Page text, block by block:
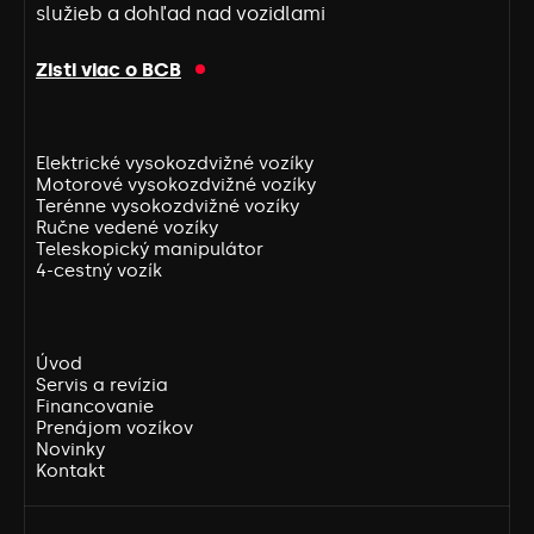
služieb a dohľad nad vozidlami
Zisti viac o BCB
Elektrické vysokozdvižné vozíky
Motorové vysokozdvižné vozíky
Terénne vysokozdvižné vozíky
Ručne vedené vozíky
Teleskopický manipulátor
4-cestný vozík
Úvod
Servis a revízia
Financovanie
Prenájom vozíkov
Novinky
Kontakt